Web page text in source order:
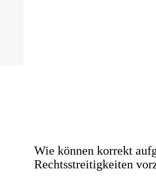
Wie können korrekt
Rechtsstreitigkeiten